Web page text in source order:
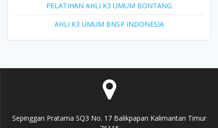
PELATIHAN AHLI K3 UMUM BONTANG
AHLI K3 UMUM BNSP INDONESIA
Sepinggan Pratama SQ3 No. 17 Balikpapan Kalimantan Timur